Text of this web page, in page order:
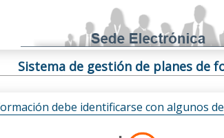
Sistema de gestión de planes de
debe identificarse con algunos